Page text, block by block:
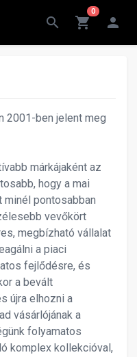
search shopping_cart
0
person
2001-ben jelent meg
márkájaként az
hogy a mai
pontosabban
vevőkört
megbízható vállalat
a piaci
fejlődésre, és
a bevált
újra elhozni a
vásárlójának a
folyamatos
komplex kollekcióval,